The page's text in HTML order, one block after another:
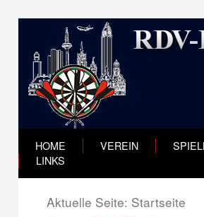
HOME VEREIN
LINKS
Aktuelle Seite: Startseite